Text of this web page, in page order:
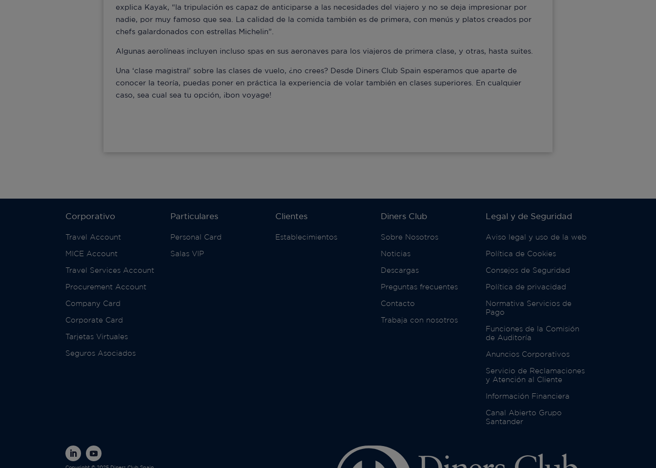
explica Kayak, “la tripulación es capaz de anticiparse a las necesidades del viajero y no se deja impresionar por
nadie, por muy famoso que sea. La calidad de la comida también es de primera, con menús y platos creados por
chefs galardonados con estrellas Michelin”.
Algunas aerolíneas incluyen incluso spas en sus aeronaves para los viajeros de primera clase, y otras, hasta suites.
Una ‘clase magistral’ sobre las clases de vuelo, ¿no crees? Desde Diners Club Spain esperamos que aparte de
conocer la teoría, puedas poner en práctica la experiencia de volar también en clases superiores. En cualquier
caso, sea cual sea tu opción, ¡bon voyage!
Corporativo
Travel Account
MICE Account
Travel Services Account
Procurement Account
Company Card
Corporate Card
Tarjetas Virtuales
Seguros Asociados
Particulares
Personal Card
Salas VIP
Clientes
Establecimientos
Diners Club
Sobre Nosotros
Noticias
Descargas
Preguntas frecuentes
Contacto
Trabaja con nosotros
Legal y de Seguridad
Aviso legal y uso de la web
Política de Cookies
Consejos de Seguridad
Política de privacidad
Normativa Servicios de
Pago
Funciones de la Comisión
de Auditoría
Anuncios Corporativos
Servicio de Reclamaciones
y Atención al Cliente
Información Financiera
Canal Abierto Grupo
Santander